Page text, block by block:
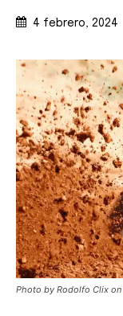
4 febrero, 2024
Photo by Rodolfo Clix on